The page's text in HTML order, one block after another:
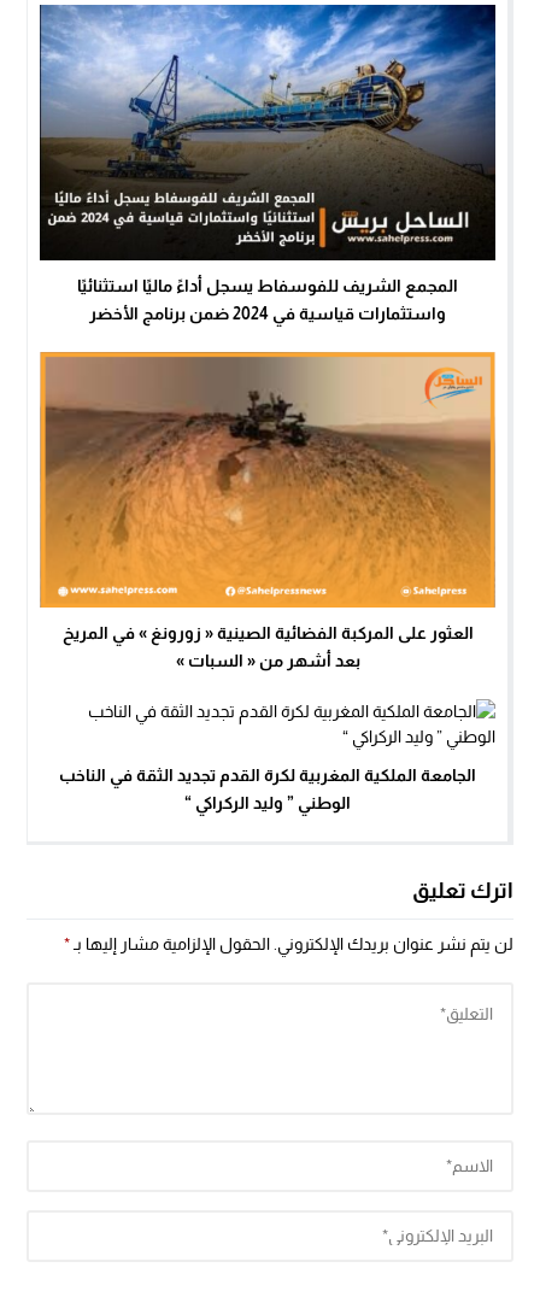
المجمع الشريف للفوسفاط يسجل أداءً ماليًا استثنائيًا
واستثمارات قياسية في 2024 ضمن برنامج الأخضر
العثور على المركبة الفضائية الصينية « زورونغ » في المريخ
بعد أشهر من « السبات »
الجامعة الملكية المغربية لكرة القدم تجديد الثقة في الناخب
الوطني ” وليد الركراكي “
اترك تعليق
لن يتم نشر عنوان بريدك الإلكتروني. الحقول الإلزامية مشار إليها بـ*